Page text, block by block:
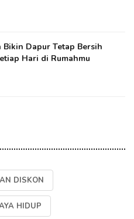
Bikin Dapur Tetap Bersih
Hari di Rumahmu
DISKON
HIDUP